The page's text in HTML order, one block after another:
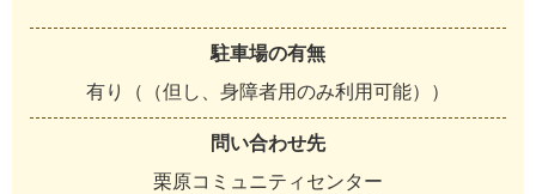
駐車場の有無
有り（（但し、身障者用のみ利用可能））
問い合わせ先
栗原コミュニティセンター